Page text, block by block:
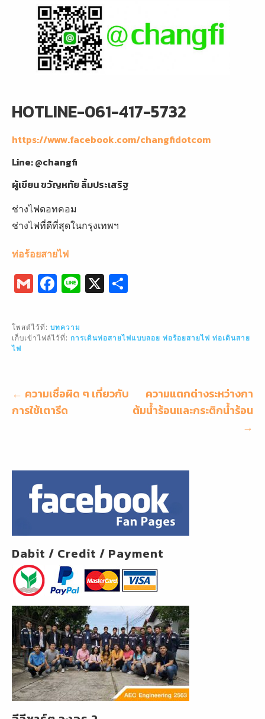
HOTLINE-061-417-5732
https://www.facebook.com/changfidotcom
Line: @changfi
ผู้เขียนขวัญหทัย ลิ้มประเสริฐ
ช่างไฟดอทคอม
ช่างไฟที่ดีที่สุดในกรุงเทพฯ
ท่อร้อยสายไฟ
G
m
ai
l
F
a
c
e
o
k
Li
n
X
e
โพสต์ไว้ที่: บทความ
เก็บเข้าไฟล์ไว้ที่: การเดินท่อสายไฟแบบลอย ท่อร้อยสายไฟ ท่อเดินสาย
ไฟ
แนะแนว
เรื่อง
← ความเชื่อผิด ๆ เกี่ยวกับ
การใช้เตารีด
ความแตกต่างระหว่างกา
ต้มน้ำร้อนและกระติกน้ำร้อน
→
Dabit / Credit / Payment